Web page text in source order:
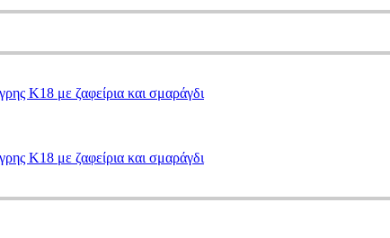
Κ18 με ζαφείρια και σμαράγδι
Κ18 με ζαφείρια και σμαράγδι